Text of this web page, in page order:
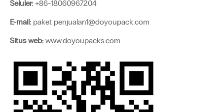
Seluler: +86-18060967204
E-mail: paket penjualan1@doyoupack.com
Situs web: www.doyoupacks.com